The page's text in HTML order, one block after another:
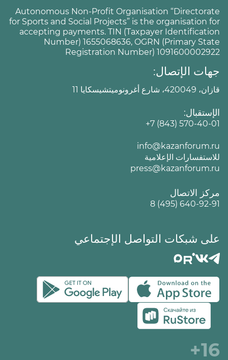
Autonomous Non-Profit Organisation “Directorate
for Sports and Social Projects” is the organisation for
accepting payments. TIN (Taxpayer Identification
Number) 1655068636, OGRN (Primary State
Registration Number) 1091600002922
جهات الإتصال:
قازان، 420049، شارع أغرونوميتشيسكايا 11
الإستقبال:
+7 (843) 570-40-01
info@kazanforum.ru
للاستفسارات الإعلامية
press@kazanforum.ru
مركز الاتصال
8 (495) 640-92-91
على شبكات التواصل الإجتماعي
16+